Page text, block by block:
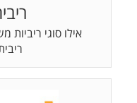
אילו סוגי